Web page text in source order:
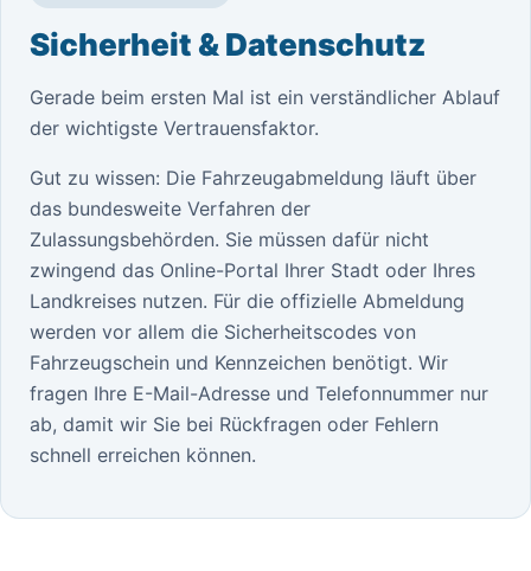
Sicherheit & Datenschutz
Gerade beim ersten Mal ist ein verständlicher Ablauf
der wichtigste Vertrauensfaktor.
Gut zu wissen: Die Fahrzeugabmeldung läuft über
das bundesweite Verfahren der
Zulassungsbehörden. Sie müssen dafür nicht
zwingend das Online-Portal Ihrer Stadt oder Ihres
Landkreises nutzen. Für die offizielle Abmeldung
werden vor allem die Sicherheitscodes von
Fahrzeugschein und Kennzeichen benötigt. Wir
fragen Ihre E-Mail-Adresse und Telefonnummer nur
ab, damit wir Sie bei Rückfragen oder Fehlern
schnell erreichen können.